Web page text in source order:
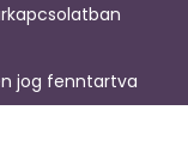
jog fenntartva